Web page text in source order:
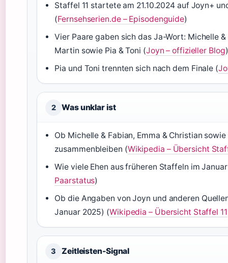
Staffel 11 startete am 21.10.2024 auf Joyn+
(Fernsehserien.de – Episodenguide)
Vier Paare gaben sich das Ja-Wort: Michelle
Martin sowie Pia & Toni (Joyn – offizieller Blog)
Pia und Toni trennten sich nach dem Finale (
2 Was unklar ist
Ob Michelle & Fabian, Emma & Christian
zusammenbleiben (Wikipedia – Übersicht
Wie viele Ehen aus früheren Staffeln im
Paarstatus)
Ob die Angaben von Joyn und anderen
Januar 2025) (Wikipedia – Übersicht Staffel 11
3 Zeitleisten-Signal